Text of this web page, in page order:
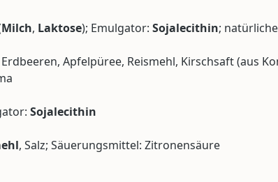
Milch, Laktose); Emulgator: Sojalecithin;
Apfelpüree, Reismehl, Kirschsaft (aus
Sojalecithin
, Salz; Säuerungsmittel: Zitronensäure